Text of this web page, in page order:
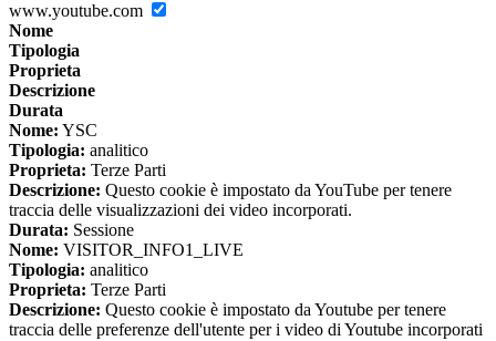
www.youtube.com
Nome
Tipologia
Proprieta
Descrizione
Durata
Nome: YSC
Tipologia: analitico
Proprieta: Terze Parti
Descrizione: Questo cookie è impostato da YouTube per tenere
traccia delle visualizzazioni dei video incorporati.
Durata: Sessione
Nome: VISITOR_INFO1_LIVE
Tipologia: analitico
Proprieta: Terze Parti
Descrizione: Questo cookie è impostato da Youtube per tenere
traccia delle preferenze dell'utente per i video di Youtube incorporati